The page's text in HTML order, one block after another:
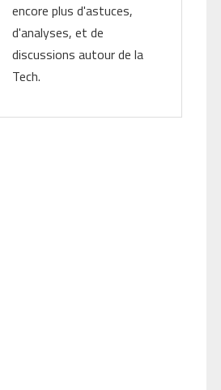
encore plus d'astuces,
d'analyses, et de
discussions autour de la
Tech.